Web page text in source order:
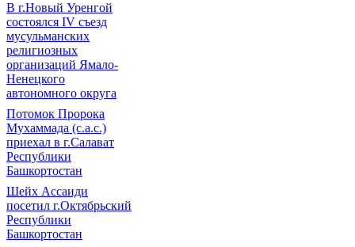
В г.Новый Уренгой
состоялся IV съезд
мусульманских
религиозных
организаций Ямало-
Ненецкого
автономного округа
Потомок Пророка
Мухаммада (с.а.с.)
приехал в г.Салават
Республики
Башкортостан
Шейх Ассаиди
посетил г.Октябрьский
Республики
Башкортостан